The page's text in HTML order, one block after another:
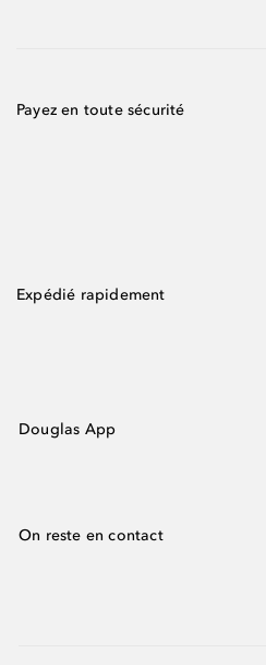
Payez en toute sécurité
Expédié rapidement
Douglas App
On reste en contact